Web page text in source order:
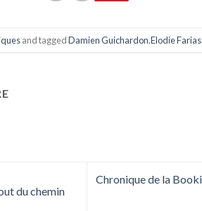
and taggedDamien Guichardon,Elodie Farias,
du chemin
Chronique de la